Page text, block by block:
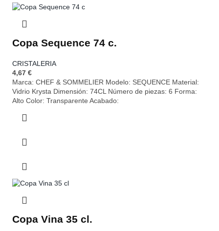
Copa Sequence 74 c.
CRISTALERIA
4,67 €
Marca: CHEF & SOMMELIER Modelo: SEQUENCE Material:
Vidrio Krysta Dimensión: 74CL Número de piezas: 6 Forma:
Alto Color: Transparente Acabado:
Copa Vina 35 cl.